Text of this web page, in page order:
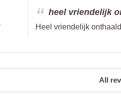
heel vriendelijk
Heel vriendelijk
All